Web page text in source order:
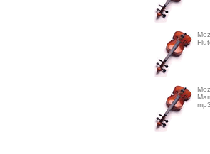
mp3